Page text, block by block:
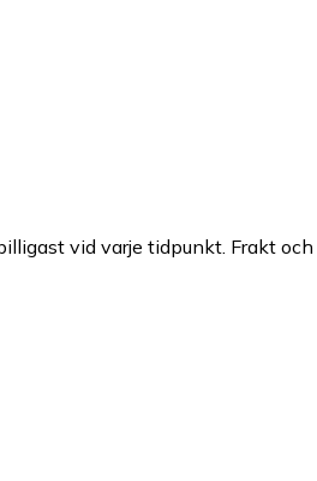
vid varje tidpunkt. Frakt